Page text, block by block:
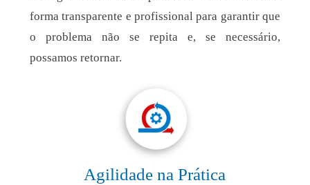
forma transparente e profissional para garantir que
o problema não se repita e, se necessário,
possamos retornar.
Agilidade na Prática